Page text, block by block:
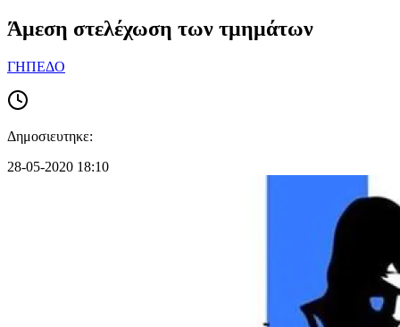
Άμεση στελέχωση των τμημάτων
ΓΗΠΕΔΟ
Δημοσιευτηκε:
28-05-2020 18:10